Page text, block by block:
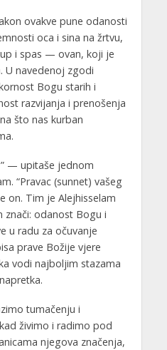
ovakve pune odanosti
oca i sina na žrtvu,
i spas — ovan, koji je
U navedenoj zgodi
Bogu starih i
razvijanja i prenošenja
što nas kurban
— upitaše jednom
“Pravac (sunnet) vašeg
on. Tim je Alejhisselam
znači: odanost Bogu i
u radu za očuvanje
prave Božije vjere
vodi najboljim stazama
tumačenju i
živimo i radimo pod
njegova značenja,